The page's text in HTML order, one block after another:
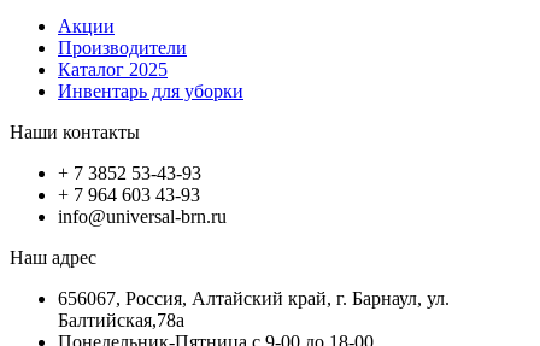
Акции
Производители
Каталог 2025
Инвентарь для уборки
Наши контакты
+ 7 3852 53-43-93
+ 7 964 603 43-93
info@universal-brn.ru
Наш адрес
656067, Россия, Алтайский край, г. Барнаул, ул.
Балтийская,78а
Понедельник-Пятница с 9-00 до 18-00